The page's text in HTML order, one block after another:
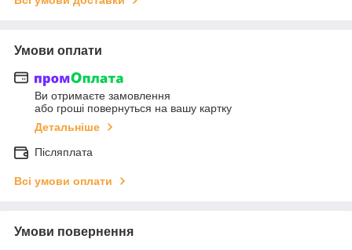
Умови оплати
Ви отримаєте замовлення
або гроші повернуться на вашу картку
Детальніше
Післяплата
Всі умови оплати
Умови повернення